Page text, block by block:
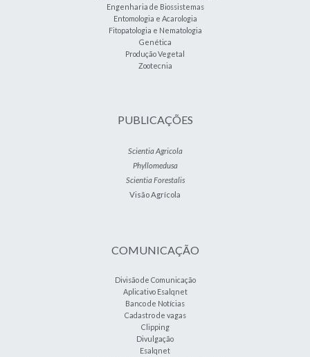
Engenharia de Biossistemas
Entomologia e Acarologia
Fitopatologia e Nematologia
Genética
Produção Vegetal
Zootecnia
PUBLICAÇÕES
Scientia Agricola
Phyllomedusa
Scientia Forestalis
Visão Agrícola
COMUNICAÇÃO
Divisão de Comunicação
Aplicativo Esalqnet
Banco de Notícias
Cadastro de vagas
Clipping
Divulgação
Esalqnet